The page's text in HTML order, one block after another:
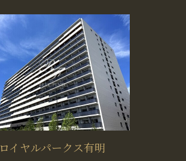
ロイヤルパークス有明